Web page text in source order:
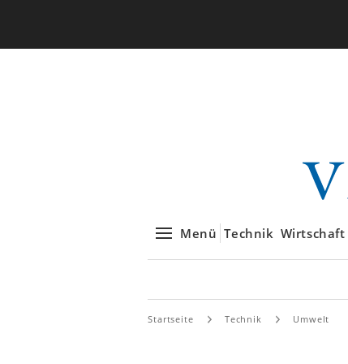
Menü Technik Wirtschaft
Startseite Technik Umwelt